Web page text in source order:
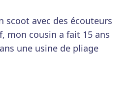
scoot avec des écouteurs
mon cousin a fait 15 ans
une usine de pliage